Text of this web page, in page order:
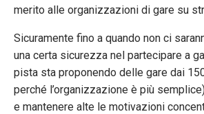
merito alle organizzazioni di gare su
Sicuramente fino a quando non ci
una certa sicurezza nel partecipare a
pista sta proponendo delle gare dai
perché l’organizzazione è più
e mantenere alte le motivazioni